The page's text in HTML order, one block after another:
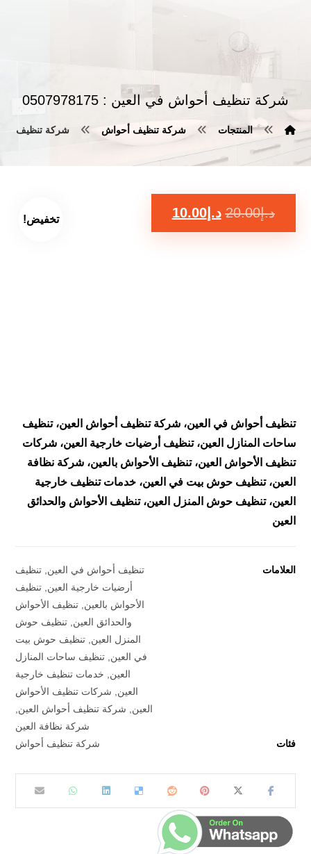
شركة تنظيف أحواش في العين : 0507978175
المنتجات شركة تنظيف أحواش شركة تنظيف أحواش
تخفيض! د.إ20.00 د.إ10.00
تنظيف أحواش في العين، شركة تنظيف أحواش العين، تنظيف
ساحات المنازل العين، تنظيف أرضيات خارجية العين، شركات
تنظيف الأحواش العين، تنظيف الأحواش بالعين، شركة نظافة
العين، تنظيف حوش بيت في العين، خدمات تنظيف خارجية
العين، تنظيف حوش المنزل العين، تنظيف الأحواش والحدائق
العين
العلامات تنظيف أحواش في العين, تنظيف
أرضيات خارجية العين, تنظيف
الأحواش بالعين, تنظيف الأحواش
والحدائق العين, تنظيف حوش
المنزل العين, تنظيف حوش بيت
في العين, تنظيف ساحات المنازل
العين, خدمات تنظيف خارجية
العين, شركات تنظيف الأحواش
العين, شركة تنظيف أحواش العين,
شركة نظافة العين
فئات
شركة تنظيف أحواش